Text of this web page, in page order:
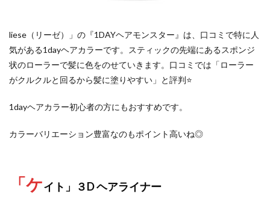
liese（リーゼ）」の『1DAYヘアモンスター』は、口コミで特に人
気がある1dayヘアカラーです。スティックの先端にあるスポンジ
状のローラーで髪に色をのせていきます。口コミでは「ローラー
がクルクルと回るから髪に塗りやすい」と評判⭐️
1dayヘアカラー初心者の方にもおすすめです。
カラーバリエーション豊富なのもポイント高いね◎
「ケイト」３D ヘアライナー